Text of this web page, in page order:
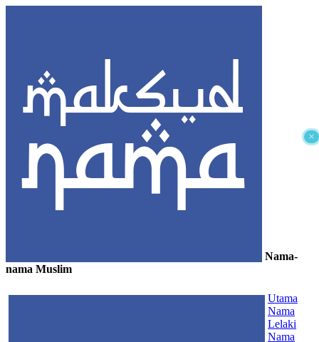
×
Nama-
nama Muslim
Utama
Nama
Lelaki
Nama